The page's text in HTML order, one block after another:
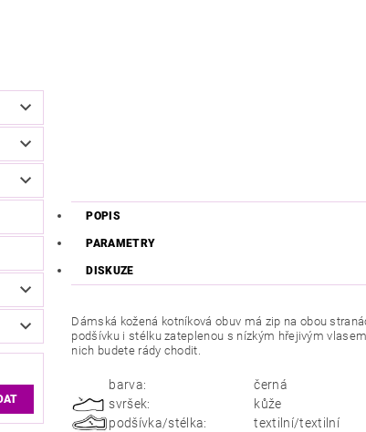
POPIS
PARAMETRY
DISKUZE
Dámská kožená kotníková obuv má zip na obou
podšívku i stélku zateplenou s nízkým hřejivým
nich budete rády chodit.
barva:
černá
svršek:
kůže
podšívka/stélka:
textilní/textilní